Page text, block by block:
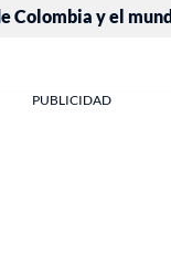
Colombia y el
PUBLICIDAD